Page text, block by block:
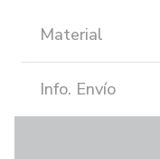
Material
Info. Envío